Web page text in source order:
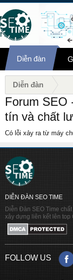
Diễn đàn
Diễn đàn
Forum SEO
tín và chất
Có lỗi xảy ra từ máy
DIỄN ĐÀN SEO TIME
Diễn Đàn SEO Time
xây dựng liên kết lên top
FOLLOW US